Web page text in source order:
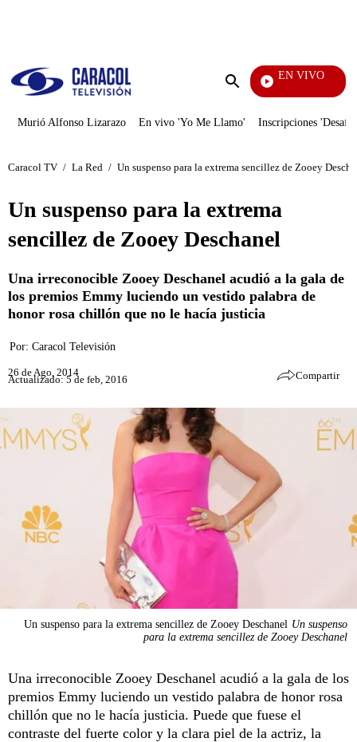
Enviar
EN VIVO
Televentas
Murió Alfonso Lizarazo En vivo 'Yo Me Llamo' Inscripciones
Caracol TV / La Red / Un suspenso para la extrema sencillez de Zooey
Un suspenso para la extrema
sencillez de Zooey Deschanel
Una irreconocible Zooey Deschanel acudió a la gala de
los premios Emmy luciendo un vestido palabra de
honor rosa chillón que no le hacía justicia
Por: Caracol Televisión
26 de Ago, 2014
Actualizado: 5 de feb, 2016 Compartir
Un suspenso para la extrema sencillez de Zooey Deschanel Un suspenso
para la extrema sencillez de Zooey Deschanel
Una irreconocible Zooey Deschanel acudió a la gala de los
premios Emmy luciendo un vestido palabra de honor rosa
chillón que no le hacía justicia. Puede que fuese el
contraste del fuerte color y la clara piel de la actriz, la